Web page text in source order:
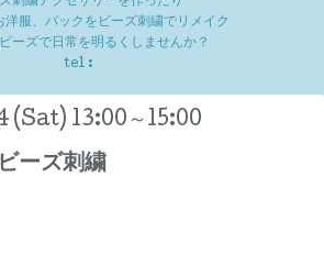
洋服、バックをビーズ刺繍でリメイク
ーズで日常を明るくしませんか？
tel :
(Sat) 13:00～15:00
ーズ刺繍